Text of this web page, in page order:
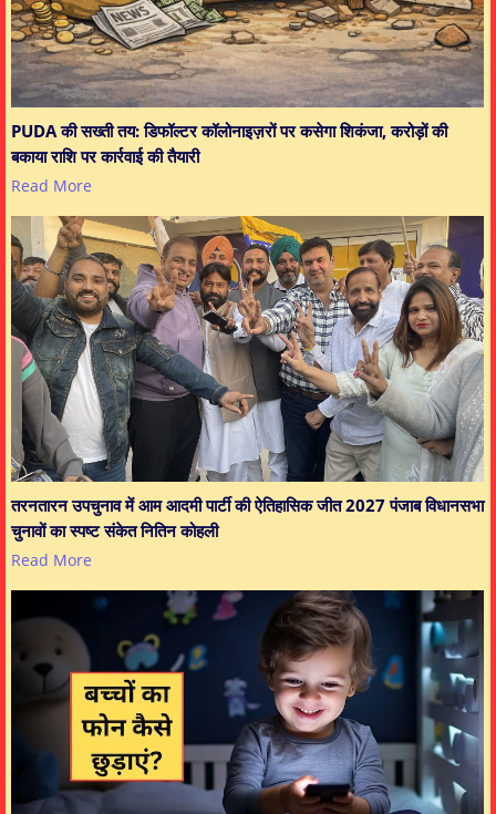
PUDA की सख्ती तय: डिफॉल्टर कॉलोनाइज़रों पर कसेगा शिकंजा, करोड़ों की
बकाया राशि पर कार्रवाई की तैयारी
Read More
तरनतारन उपचुनाव में आम आदमी पार्टी की ऐतिहासिक जीत 2027 पंजाब विधानसभा
चुनावों का स्पष्ट संकेत नितिन कोहली
Read More